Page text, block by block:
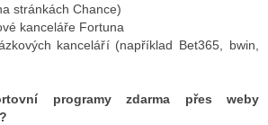
stránkách Chance)
kanceláře Fortuna
kanceláří (například Bet365, bwin,
programy zdarma přes weby